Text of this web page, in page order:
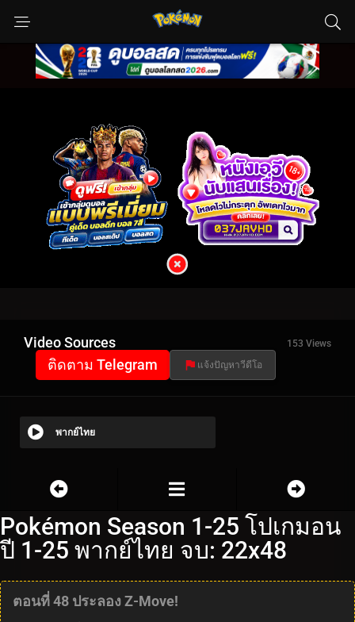
Video Sources 153 Views
ติดตาม Telegram แจ้งปัญหาวีดีโอ
พากย์ไทย
Pokémon Season 1-25 โปเกมอน
ปี 1-25 พากย์ไทย จบ: 22x48
ตอนที่ 48 ประลอง Z-Move!